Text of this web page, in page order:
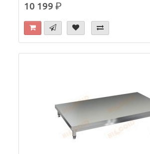
10 199р.